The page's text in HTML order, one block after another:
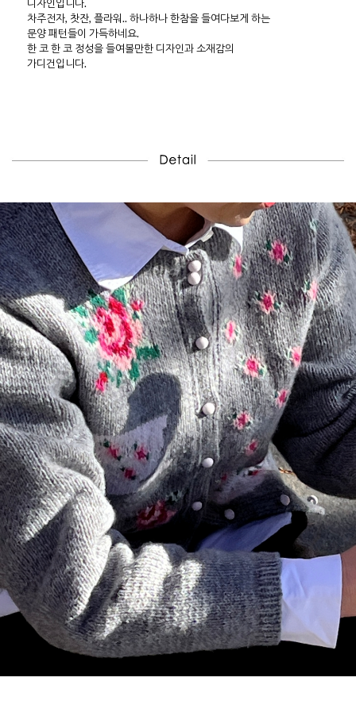
디자인입니다.
차주전자, 찻잔, 플라워.. 하나하나 한참을 들여다보게 하는
문양 패턴들이 가득하네요.
한 코 한 코 정성을 들여볼만한 디자인과 소재감의
가디건입니다.